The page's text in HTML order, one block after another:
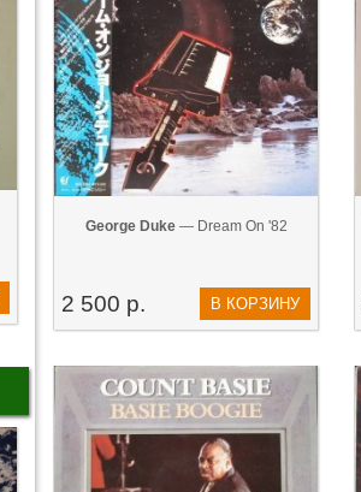
George Duke— Dream On '82
2 500 р. В КОРЗИНУ